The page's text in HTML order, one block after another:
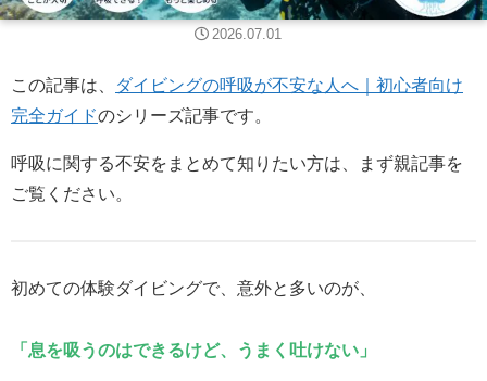
2026.07.01
この記事は、
ダイビングの呼吸が不安な人へ｜初心者向け
完全ガイドのシリーズ記事です。
呼吸に関する不安をまとめて知りたい方は、まず親記事を
ご覧ください。
初めての体験ダイビングで、意外と多いのが、
「息を吸うのはできるけど、うまく吐けない」